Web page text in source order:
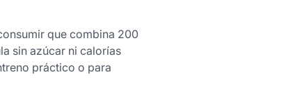
que combina 200
sin azúcar ni calorías
práctico o para